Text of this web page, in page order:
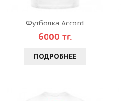
Футболка Аccord
6000 тг.
ПОДРОБНЕЕ